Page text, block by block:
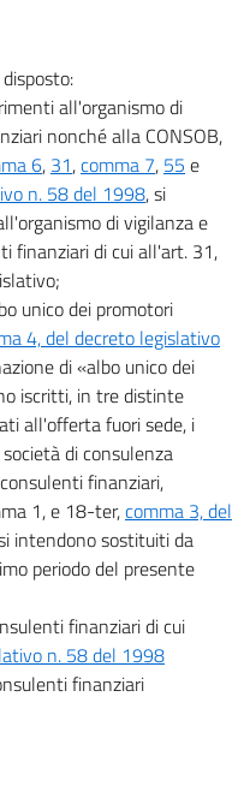
AL CAPITALE
all'organismo di
nonché alla CONSOB,
6, 31,comma 7, 55 e
n. 58 del 1998, si
di vigilanza e
finanziari di cui all'art. 31,
unico dei promotori
4, del decreto legislativo
di «albo unico dei
iscritti, in tre distinte
all'offerta fuori sede, i
di consulenza
finanziari,
1, e 18-ter,comma 3, del
intendono sostituiti da
periodo del presente
finanziari di cui
n. 58 del 1998
finanziari